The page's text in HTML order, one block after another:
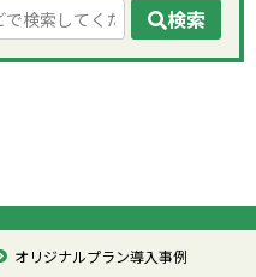
検索
オリジナルプラン導入事例